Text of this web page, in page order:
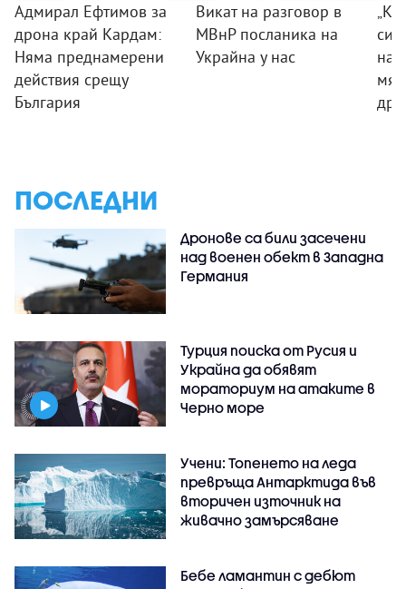
Адмирал Ефтимов за
дрона край Кардам:
Няма преднамерени
действия срещу
България
Викат на разговор в
МВнР посланика на
Украйна у нас
на
ПОСЛЕДНИ
Дронове са били засечени
над военен обект в Западна
Германия
Турция поиска от Русия и
Украйна да обявят
мораториум на атаките в
Черно море
Учени: Топенето на леда
превръща Антарктида във
вторичен източник на
живачно замърсяване
Бебе ламантин с дебют